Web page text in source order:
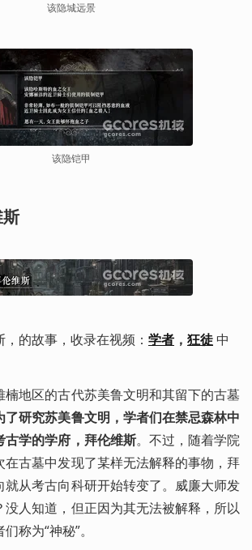
该隐城远景
该隐铠甲
的故事，收录在视频： 学者 ， 狂徒 中
楠地区的古代苏美鲁文明和其留下的古墓
了研究苏美鲁文明，学者们在禁忌森林中
古学的学府，拜伦维斯。不过，随着学院
在古墓中发现了某样无法解释的事物，拜
就从考古向科研开始转变了。威廉大师发
没人知道，但正因为其无法被解释，所以
称为“神秘”。